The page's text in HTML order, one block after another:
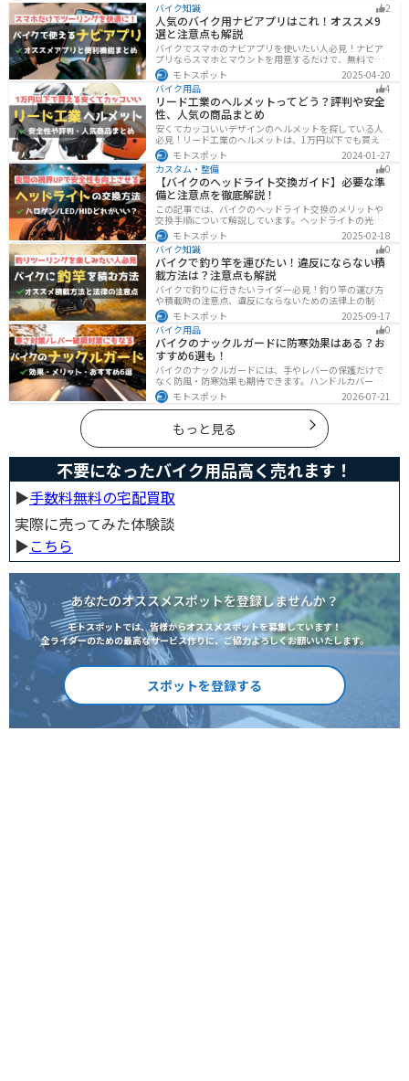
バイク知識 2
人気のバイク用ナビアプリはこれ！オススメ9
選と注意点も解説
バイクでスマホのナビアプリを使いたい人必見！ナビア
プリならスマホとマウントを用意するだけで、無料です
ぐにナビが利用できます。インカムがあれば音声案内も
聞けるので運転に集中したまま簡単にルートの把握がで
きます。慣れない土地やツーリングなどで活躍すること
間違いなしのオススメナビアプリを紹介します。
モトスポット
2025-04-20
バイク用品
4
リード工業のヘルメットってどう？評判や安全
性、人気の商品まとめ
安くてカッコいいデザインのヘルメットを探している人
必見！リード工業のヘルメットは、1万円以下でも買える
ヘルメットが多数あります。安全基準もしっかりクリア
しており、安全性にも優れています。種類も豊富でカス
タム用のシールドもあるので、クールに決めたい人にオ
ススメです。
モトスポット
2024-01-27
カスタム・整備
0
【バイクのヘッドライト交換ガイド】必要な準
備と注意点を徹底解説！
この記事では、バイクのヘッドライト交換のメリットや
交換手順について解説しています。ヘッドライトの光が
弱くなっていませんか？夜間の視界を改善するために
は、適切なヘッドライト交換が必要です。自分で交換す
る方法からショップに依頼する場合の費用までわかりや
すくお伝えします！
モトスポット
2025-02-18
バイク知識
0
バイクで釣り竿を運びたい！違反にならない積
載方法は？注意点も解説
バイクで釣りに行きたいライダー必見！釣り竿の運び方
や積載時の注意点、違反にならないための法律上の制限
を解説。風の影響やバランス、安全面のポイントを押さ
えつつ、おすすめのロッドケース・ロッドホルダー・コ
ンパクトロッドも紹介。ツーリング途中に気軽に釣りを
楽しみたい方にも最適な情報が満載
モトスポット
2025-09-17
バイク用品
0
バイクのナックルガードに防寒効果はある？お
すすめ6選も！
バイクのナックルガードには、手やレバーの保護だけで
なく防風・防寒効果も期待できます。ハンドルカバーと
の違いやメリット・デメリット、選び方を解説し、冬の
ツーリングにおすすめの大型ナックルガード6選を価格や
特徴とともに紹介します。
モトスポット 2026-07-21
もっと見る
不要になったバイク用品高く売れます！
▶︎手数料無料の宅配買取
実際に売ってみた体験談
▶︎こちら
あなたのオススメスポットを登録しませんか？
モトスポットでは、皆様からオススメスポットを募集しています！
全ライダーのための最高なサービス作りに、ご協力よろしくお願いいたします。
スポットを登録する